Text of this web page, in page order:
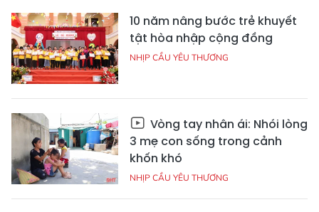
10 năm nâng bước trẻ khuyết
tật hòa nhập cộng đồng
NHỊP CẦU YÊU THƯƠNG
Vòng tay nhân ái: Nhói lòng
3 mẹ con sống trong cảnh
khốn khó
NHỊP CẦU YÊU THƯƠNG